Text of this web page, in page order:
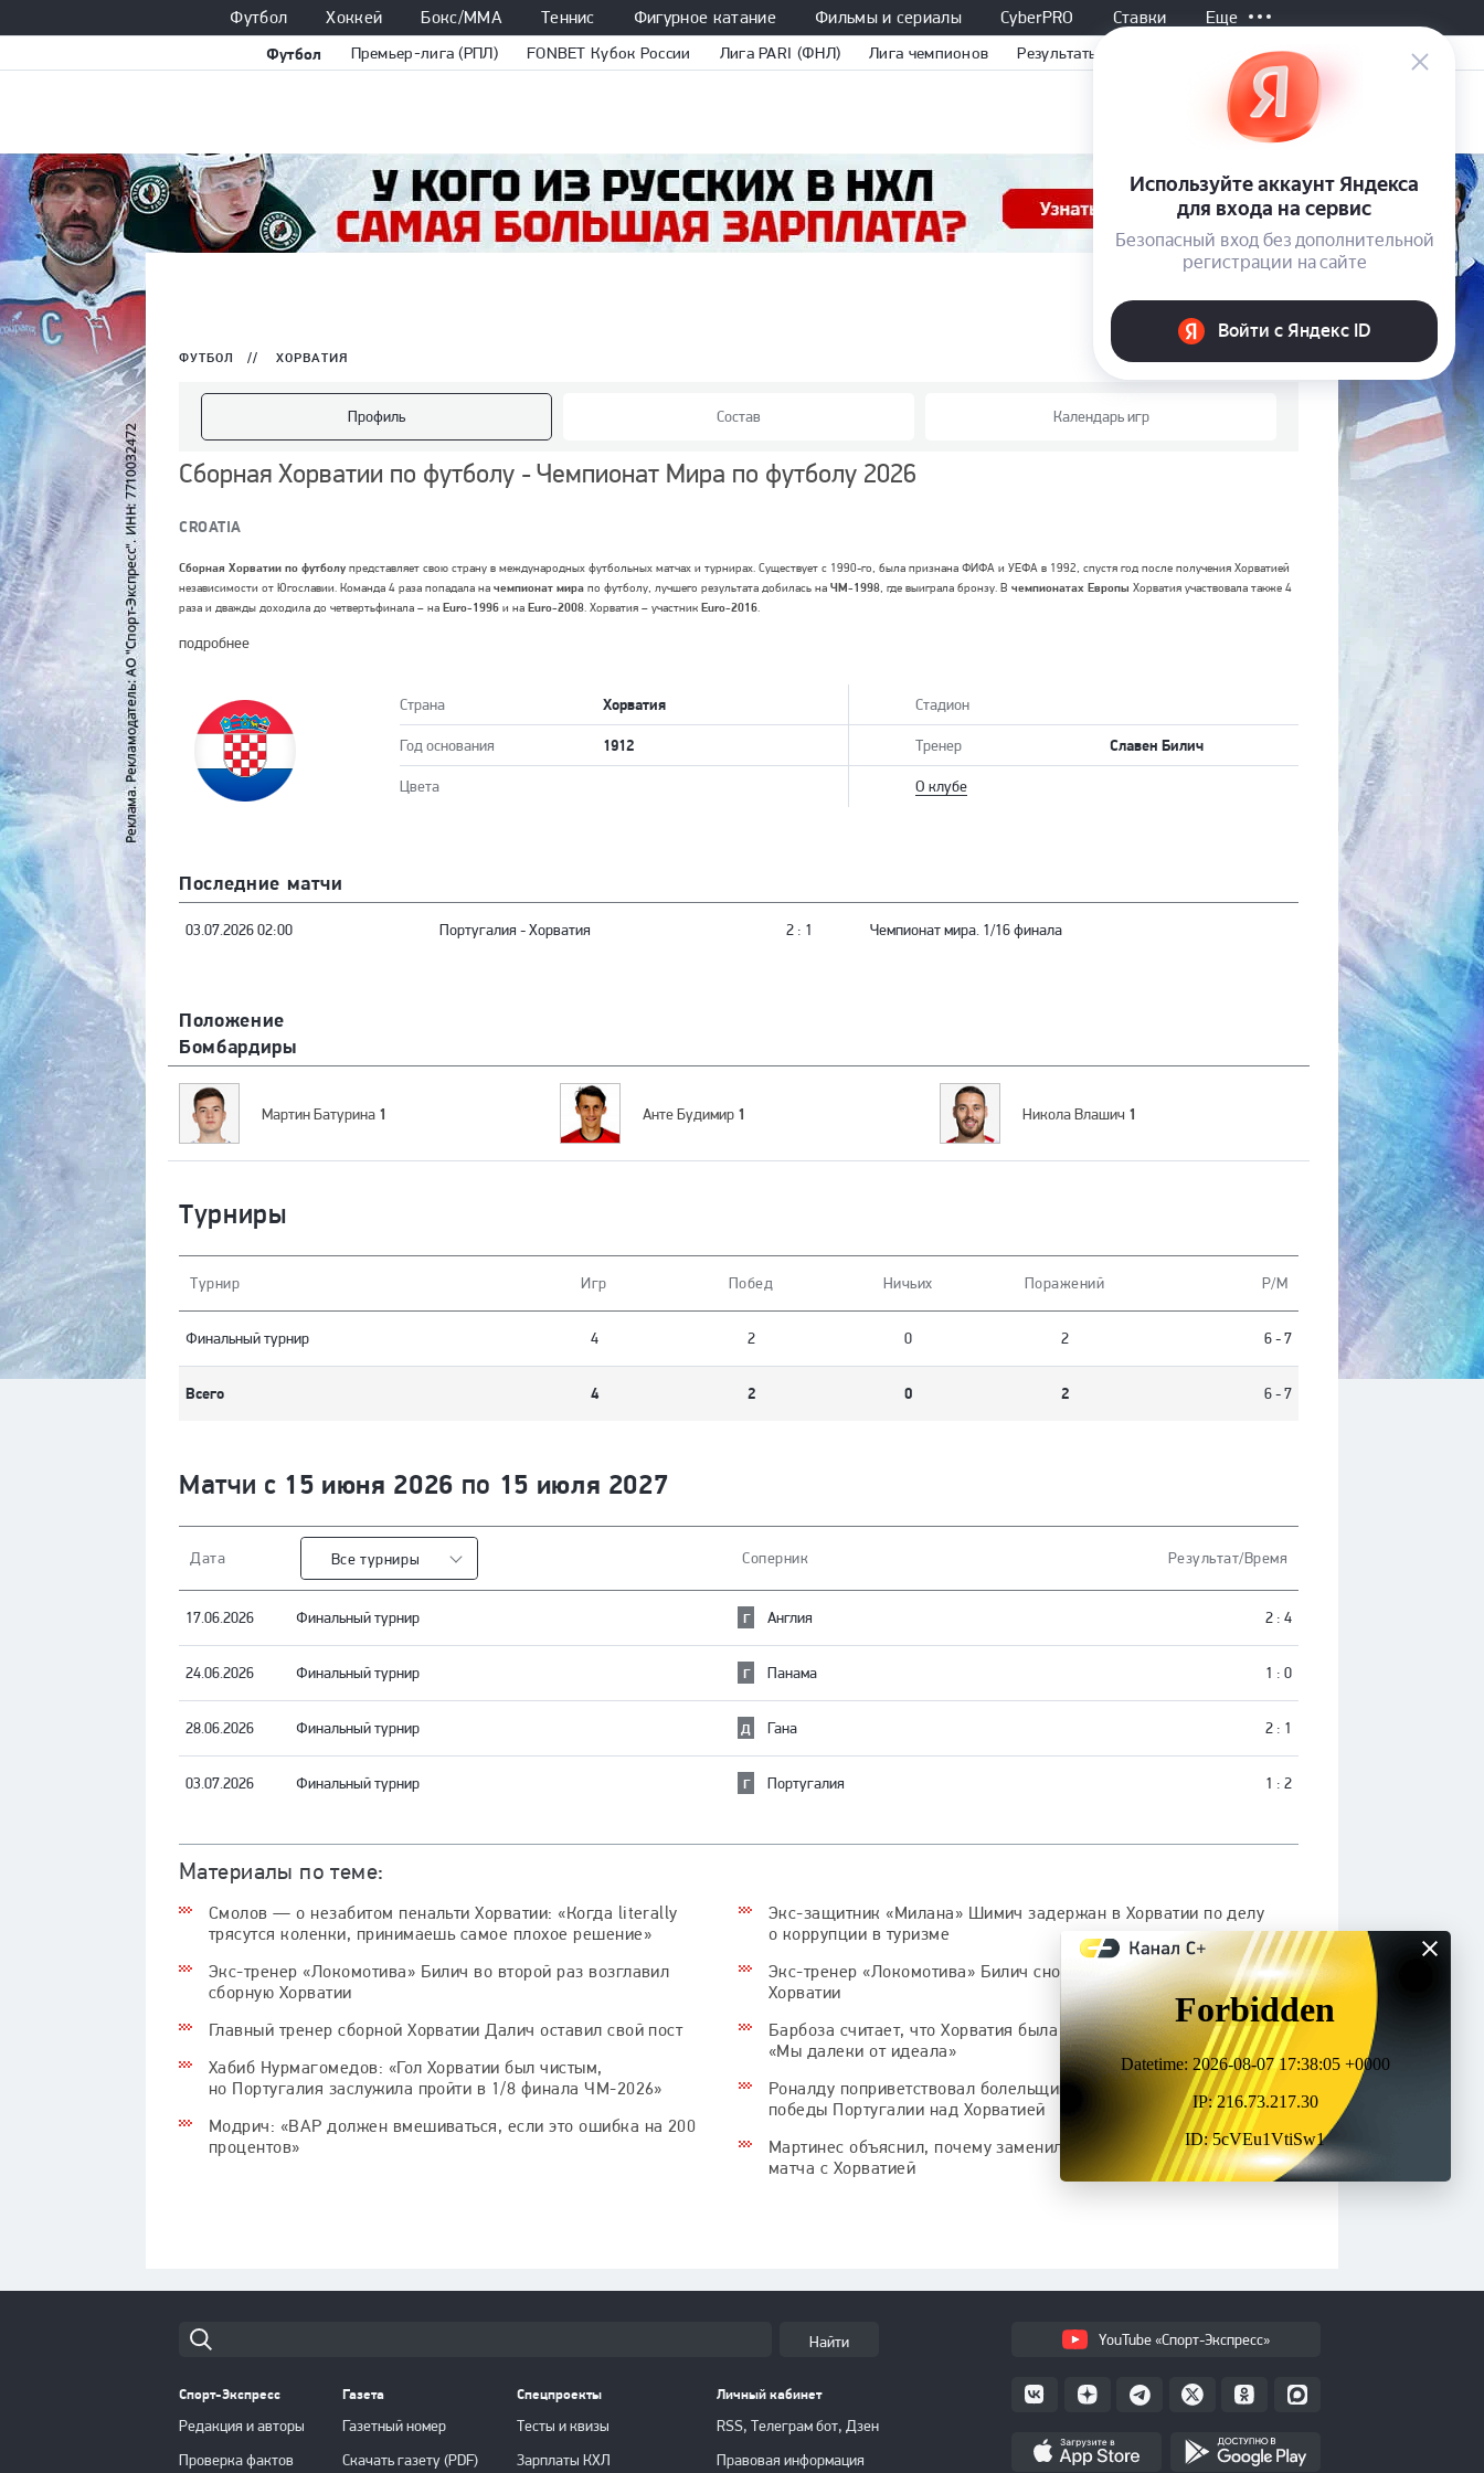
Футбол Хоккей Бокс/ММА Теннис Фигурное катание Фильмы и сериалы CyberPRO Ставки
Еще
Футбол
Премьер-лига (РПЛ) FONBET Кубок России Лига PARI (ФНЛ) Лига чемпионов Результаты
ФУТБОЛ // ХОРВАТИЯ
Профиль Состав Календарь игр
Сборная Хорватии по футболу - Чемпионат Мира по футболу 2026
CROATIA
Сборная Хорватии по футболу представляет свою страну в международных футбольных матчах и турнирах. Существует с 1990-го, была признана ФИФА и УЕФА в 1992, спустя год после получения Хорватией
независимости от Югославии. Команда 4 раза попадала на чемпионат мира по футболу, лучшего результата добилась на ЧМ-1998, где выиграла бронзу. В чемпионатах Европы Хорватия участвовала также 4
раза и дважды доходила до четвертьфинала – на Euro-1996 и на Euro-2008. Хорватия – участник Euro-2016.
подробнее
Страна Хорватия
Год основания 1912
Цвета
Стадион
Тренер Славен Билич
О клубе
Последние матчи
03.07.2026 02:00 Португалия -Хорватия 2 : 1 Чемпионат мира. 1/16 финала
Положение
Бомбардиры
Мартин Батурина 1 Анте Будимир 1 Никола Влашич 1
Турниры
Турнир Игр Побед Ничьих Поражений Р/М
Финальный турнир 4 2 0 2 6 - 7
Всего 4 2 0 2 6 - 7
Матчи с 15 июня 2026 по 15 июля 2027
Дата Все турниры Соперник Результат/Время
17.06.2026 Финальный турнир Г Англия 2 : 4
24.06.2026 Финальный турнир Г Панама 1 : 0
28.06.2026 Финальный турнир Д Гана 2 : 1
03.07.2026 Финальный турнир Г Португалия 1 : 2
Материалы по теме:
Смолов — о незабитом пенальти Хорватии: «Когда literally
трясутся коленки, принимаешь самое плохое решение»
Экс-тренер «Локомотива» Билич во второй раз возглавил
сборную Хорватии
Главный тренер сборной Хорватии Далич оставил свой пост
Хабиб Нурмагомедов: «Гол Хорватии был чистым,
но Португалия заслужила пройти в 1/8 финала ЧМ-2026»
Модрич: «ВАР должен вмешиваться, если это ошибка на 200
процентов»
Экс-защитник «Милана» Шимич задержан в Хорватии по делу
о коррупции в туризме
Экс-тренер «Локомотива» Билич снова возглавит сборную
Хорватии
Барбоза считает, что Хорватия была лучше Португалии:
«Мы далеки от идеала»
Роналду поприветствовал болельщиков с балкона отеля после
победы Португалии над Хорватией
Мартинес объяснил, почему заменил Роналду в концовке
матча с Хорватией
Найти
Cпорт-Экспресс
Редакция и авторы
Проверка фактов
Газета
Газетный номер
Скачать газету (PDF)
Спецпроекты
Тесты и квизы
Зарплаты КХЛ
Личный кабинет
RSS, Телеграм бот, Дзен
Правовая информация
YouTube «Спорт-Экспресс»